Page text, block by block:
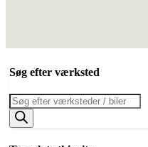
Søg efter værksted
Products
search